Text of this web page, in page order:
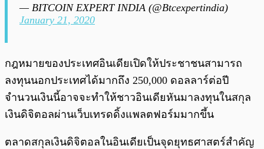
— BITCOIN EXPERT INDIA (@Btcexpertindia)
January 21, 2020
กฎหมายของประเทศอินเดียเปิดให้ประชาชนสามารถ
ลงทุนนอกประเทศได้มากถึง 250,000 ดอลลาร์ต่อปี
จำนวนเงินนี้อาจจะทำให้ชาวอินเดียหันมาลงทุนในสกุล
เงินดิจิตอลผ่านเว็บเทรดดิ้งแพลตฟอร์มมากขึ้น
ตลาดสกุลเงินดิจิตอลในอินเดียเป็นจุดยุทธศาสตร์สำคัญ